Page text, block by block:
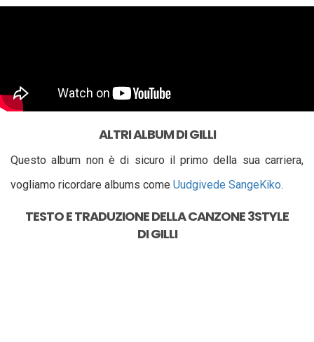
ALTRI ALBUM DI GILLI
Questo album non è di sicuro il primo della sua carriera,
vogliamo ricordare albums come Uudgivede SangeKiko.
TESTO E TRADUZIONE DELLA CANZONE3STYLE
DIGILLI